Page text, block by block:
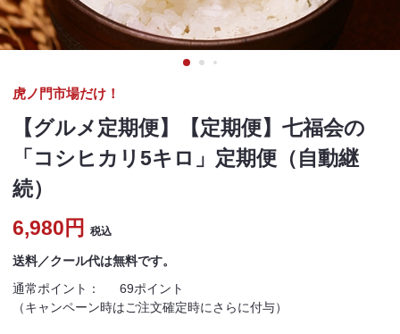
【グルメ定期便】【定期便】七福会の
「コシヒカリ5キロ」定期便（自動継
続）
虎ノ門市場だけ！
6,980円 税込
通常ポイント：
69ポイント
（キャンペーン時はご注文確定時にさらに付与）
送料／クール代は無料です。